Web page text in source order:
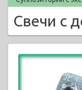
Свечи с